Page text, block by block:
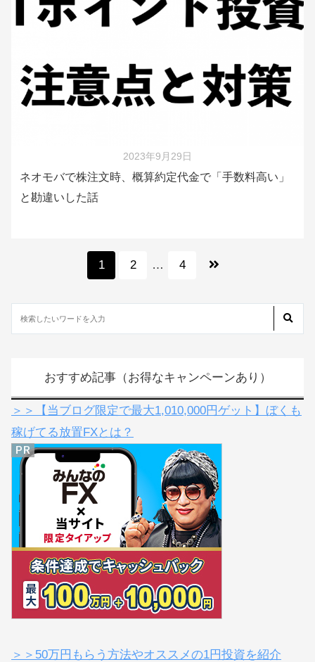
2023年9月29日
ネオモバで株注文時、概算約定代金で「手数料高い」
と勘違いした話
1 2 … 4
おすすめ記事（お得なキャンペーンあり）
＞＞【当ブログ限定で最大1,010,000円ゲット】ぼくも
稼げてる放置FXとは？
＞＞50万円もらう方法やオススメの1円投資を紹介